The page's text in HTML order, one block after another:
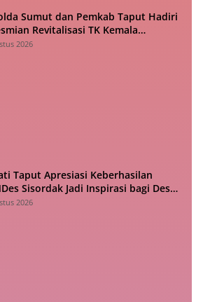
Sumut dan Pemkab Taput Hadiri
Revitalisasi TK Kemala
Tarutung
2026
Taput Apresiasi Keberhasilan
Sisordak Jadi Inspirasi bagi Desa
2026